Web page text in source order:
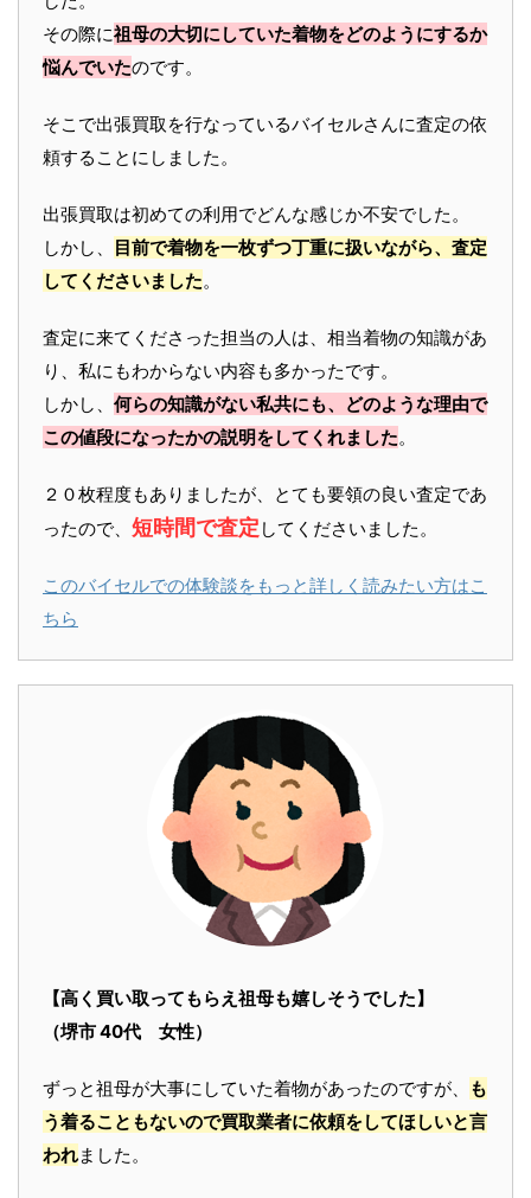
その際に祖母の大切にしていた着物をどのようにするか
悩んでいたのです。
そこで出張買取を行なっているバイセルさんに査定の依
頼することにしました。
出張買取は初めての利用でどんな感じか不安でした。
しかし、
目前で着物を一枚ずつ丁重に扱いながら、査定
してくださいました。
査定に来てくださった担当の人は、相当着物の知識があ
り、私にもわからない内容も多かったです。
しかし、 何らの知識がない私共にも、どのような理由で
この値段になったかの説明をしてくれました。
２０枚程度もありましたが、とても要領の良い査定であ
ったので、 短時間で査定 してくださいました。
このバイセルでの体験談をもっと詳しく読みたい方はこ
ちら
【高く買い取ってもらえ祖母も嬉しそうでした】
（堺市 40代 女性）
ずっと祖母が大事にしていた着物があったのですが、
も
う着ることもないので買取業者に依頼をしてほしいと言
われました。